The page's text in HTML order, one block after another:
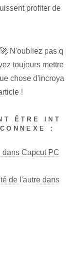
profiter de
N'oubliez pas q
toujours mettre
chose d'incroya
!
ÊTRE INT
:
Capcut PC
de l'autre dans